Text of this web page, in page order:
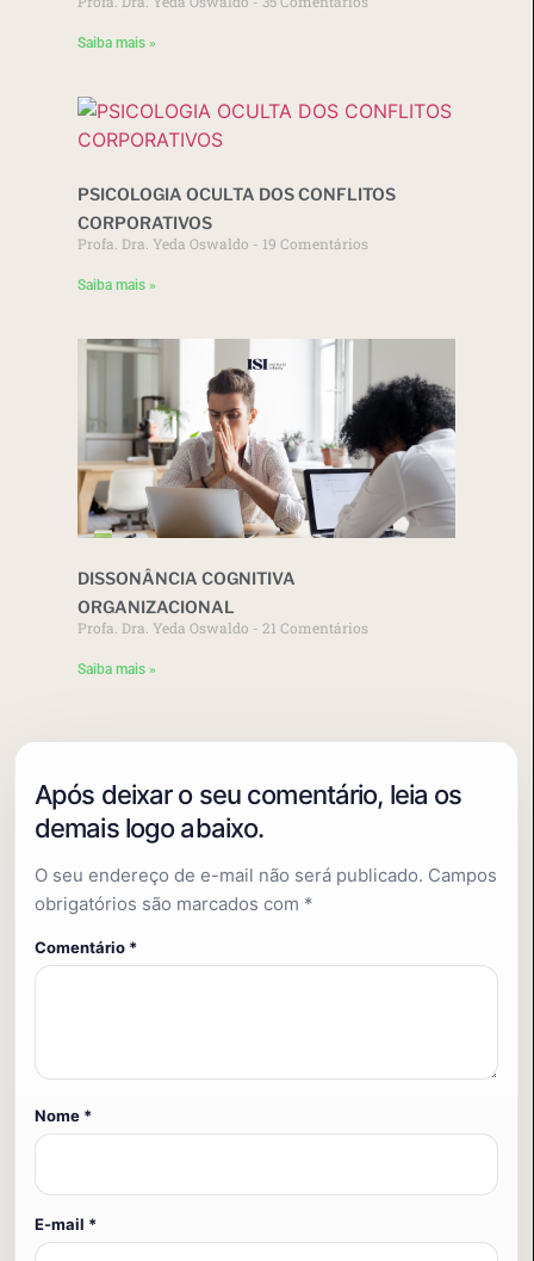
Saiba mais »
PSICOLOGIA OCULTA DOS CONFLITOS
CORPORATIVOS
Profa. Dra. Yeda Oswaldo 19 Comentários
Saiba mais »
DISSONÂNCIA COGNITIVA
ORGANIZACIONAL
Profa. Dra. Yeda Oswaldo 21 Comentários
Saiba mais »
O seu endereço de e-mail não será publicado. Campos
obrigatórios são marcados com *
Comentário *
Nome *
E-mail *